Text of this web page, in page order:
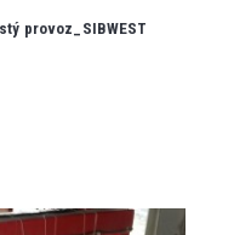
provoz_SIBWEST